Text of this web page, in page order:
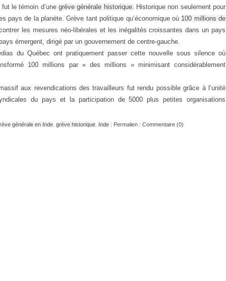
fut le témoin d’une grève générale historique. Historique non seulement pour
pays de la planète. Grève tant politique qu’économique où 100 millions de
les mesures néo-libérales et les inégalités croissantes dans un pays
émergent, dirigé par un gouvernement de centre-gauche.
du Québec ont pratiquement passer cette nouvelle sous silence où
100 millions par « des millions » minimisant considérablement
aux revendications des travailleurs fut rendu possible grâce à l’unité
du pays et la participation de 5000 plus petites organisations
générale en Inde grève historique Inde | Permalien | Commentaire (0)